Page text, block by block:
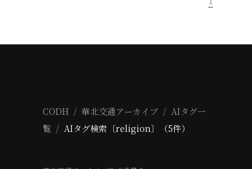
CODH 華北交通アーカイブ
AIタグ一
覧
AIタグ検索〔religion〕（5件）